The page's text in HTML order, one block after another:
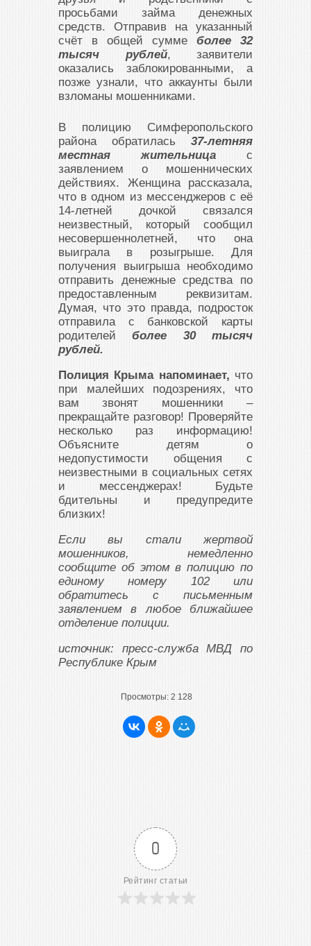
просьбами займа денежных
средств. Отправив на указанный
счёт в общей сумме более 32
тысяч рублей, заявители
оказались заблокированными, а
позже узнали, что аккаунты были
взломаны мошенниками.
В полицию Симферопольского
района обратилась 37-летняя
местная жительница с
заявлением о мошеннических
действиях. Женщина рассказала,
что в одном из мессенджеров с её
14-летней дочкой связался
неизвестный, который сообщил
несовершеннолетней, что она
выиграла в розыгрыше. Для
получения выигрыша необходимо
отправить денежные средства по
предоставленным реквизитам.
Думая, что это правда, подросток
отправила с банковской карты
родителейболее 30 тысяч
рублей.
Полиция Крыма напоминает, что
при малейших подозрениях, что
вам звонят мошенники –
прекращайте разговор! Проверяйте
несколько раз информацию!
Объясните детям о
недопустимости общения с
неизвестными в социальных сетях
и мессенджерах! Будьте
бдительны и предупредите
близких!
Если вы стали жертвой
мошенников, немедленно
сообщите об этом в полицию по
единому номеру 102 или
обратитесь с письменным
заявлением в любое ближайшее
отделение полиции.
источник: пресс-служба МВД по
Республике Крым
Просмотры: 2 128
0
Рейтинг статьи